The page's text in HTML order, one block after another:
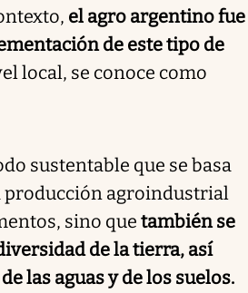
el agro argentino fue
de este tipo de
local, se conoce como
sustentable que se basa
producción agroindustrial
sino que también se
de la tierra, así
las aguas y de los suelos.